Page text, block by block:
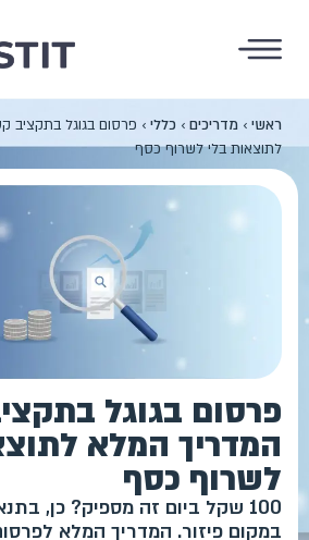
ראשי › מדריכים › כללי › פרסום בגוגל בתקציב
לתוצאות בלי לשרוף כסף
פרסום בגוגל
המדריך המלא
לשרוף כסף
100 שקל ביום זה מספיק? כן,
במקום פיזור. המדריך המלא